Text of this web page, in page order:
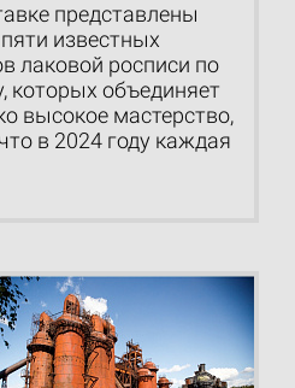
представлены
известных
лаковой росписи по
которых объединяет
высокое мастерство,
в 2024 году каждая